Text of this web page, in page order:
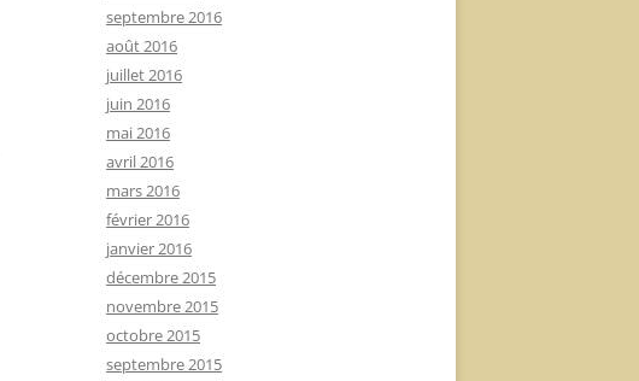
septembre 2016
août 2016
juillet 2016
juin 2016
mai 2016
avril 2016
mars 2016
février 2016
janvier 2016
décembre 2015
novembre 2015
octobre 2015
septembre 2015